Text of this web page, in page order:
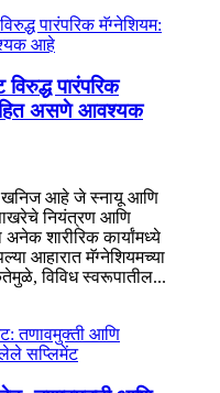
पारंपरिक
असणे आवश्यक
खनिज आहे जे स्नायू आणि
नियंत्रण आणि
अनेक शारीरिक कार्यांमध्ये
आहारात मॅग्नेशियमच्या
विविध स्वरूपातील...